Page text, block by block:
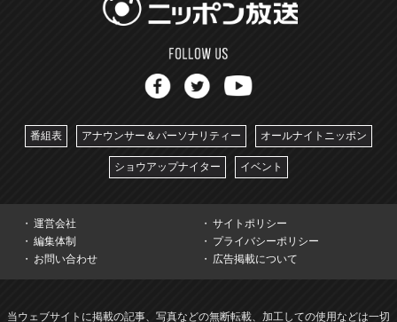
番組表 アナウンサー＆パーソナリティー オールナイトニッポン
ショウアップナイター イベント
運営会社
サイトポリシー
編集体制
プライバシーポリシー
お問い合わせ
広告掲載について
当ウェブサイトに掲載の記事、写真などの無断転載、加工しての使用などは一切